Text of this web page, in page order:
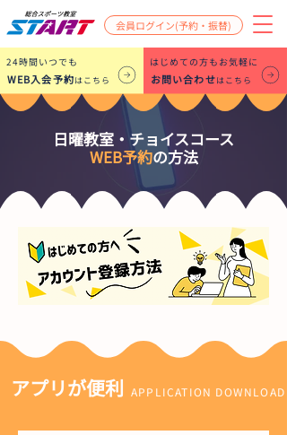
会員ログイン(予約・振替)
​24時間いつでも
WEB入会予約はこちら
はじめての方もお気軽に
お問い合わせはこちら
日曜教室・チョイスコース
WEB予約の方法
​アプリが便利 APPLICATION DOWNLOAD